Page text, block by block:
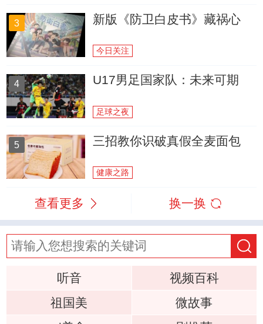
3 新版《防卫白皮书》藏祸心
今日关注
4 U17男足国家队：未来可期
足球之夜
5 三招教你识破真假全麦面包
健康之路
查看更多 换一换
听音
视频百科
祖国美
微故事